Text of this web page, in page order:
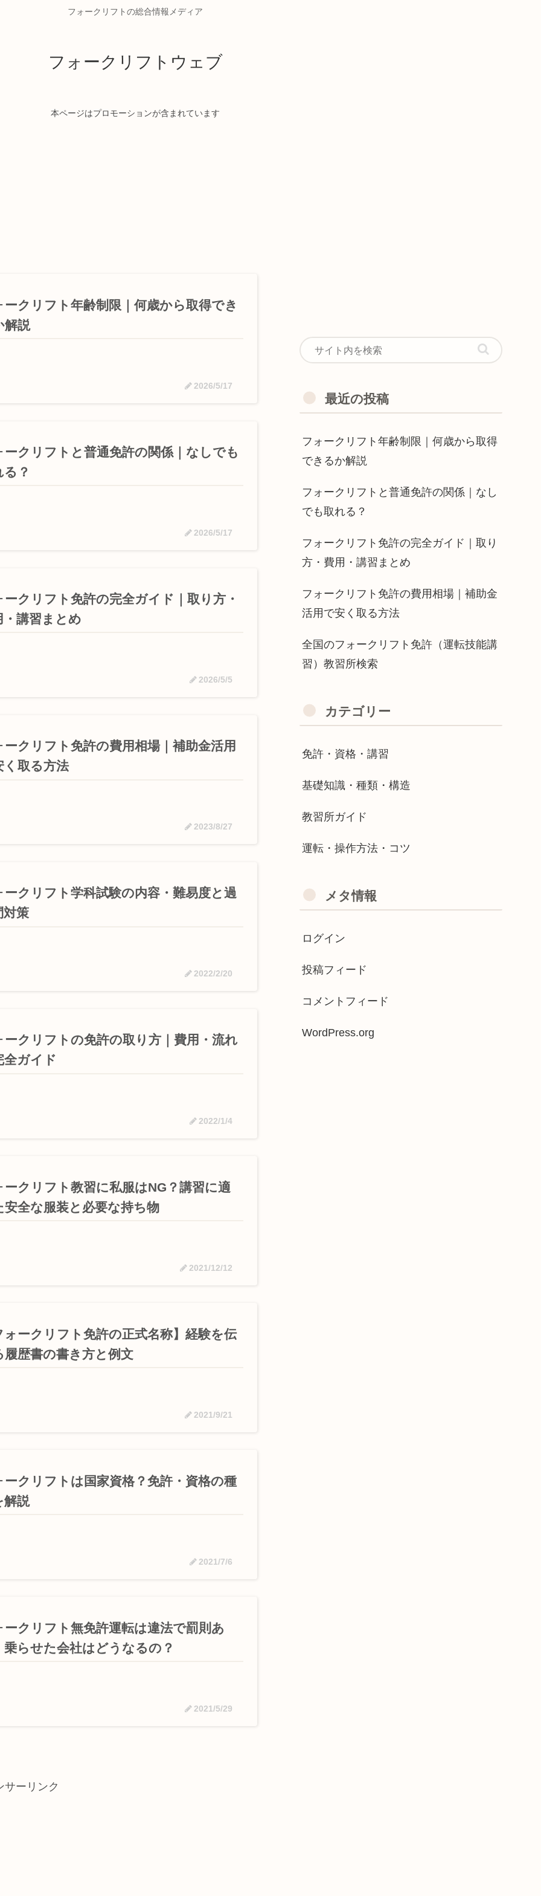
フォークリフトの総合情報メディア
フォークリフトウェブ
本ページはプロモーションが含まれています
ークリフト年齢制限｜何歳から取得でき
解説
2026/5/17
ークリフトと普通免許の関係｜なしでも
る？
2026/5/17
ークリフト免許の完全ガイド｜取り方・
・講習まとめ
2026/5/5
ークリフト免許の費用相場｜補助金活用
く取る方法
2023/8/27
ークリフト学科試験の内容・難易度と過
対策
2022/2/20
ークリフトの免許の取り方｜費用・流れ
全ガイド
2022/1/4
ークリフト教習に私服はNG？講習に適
安全な服装と必要な持ち物
2021/12/12
ォークリフト免許の正式名称】経験を伝
履歴書の書き方と例文
2021/9/21
ークリフトは国家資格？免許・資格の種
解説
2021/7/6
ークリフト無免許運転は違法で罰則あ
乗らせた会社はどうなるの？
2021/5/29
サーリンク
最近の投稿
フォークリフト年齢制限｜何歳から取得
できるか解説
フォークリフトと普通免許の関係｜なし
でも取れる？
フォークリフト免許の完全ガイド｜取り
方・費用・講習まとめ
フォークリフト免許の費用相場｜補助金
活用で安く取る方法
全国のフォークリフト免許（運転技能講
習）教習所検索
カテゴリー
免許・資格・講習
基礎知識・種類・構造
教習所ガイド
運転・操作方法・コツ
メタ情報
ログイン
投稿フィード
コメントフィード
WordPress.org